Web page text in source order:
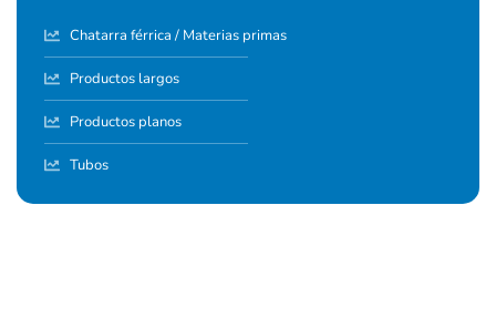
Chatarra férrica / Materias primas
Productos largos
Productos planos
Tubos